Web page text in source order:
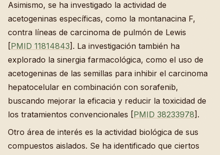
Asimismo, se ha investigado la actividad de
acetogeninas específicas, como la montanacina F,
contra líneas de carcinoma de pulmón de Lewis
[PMID 11814843]. La investigación también ha
explorado la sinergia farmacológica, como el uso de
acetogeninas de las semillas para inhibir el carcinoma
hepatocelular en combinación con sorafenib,
buscando mejorar la eficacia y reducir la toxicidad de
los tratamientos convencionales [PMID 38233978].
Otro área de interés es la actividad biológica de sus
compuestos aislados. Se ha identificado que ciertos